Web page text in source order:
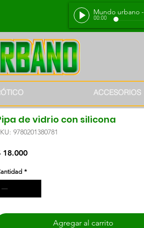
Mundo urbano -
00:00
ACCESORIOS
de vidrio con silicona
9780201380781
18.000Precio
*
Agregar al carrito